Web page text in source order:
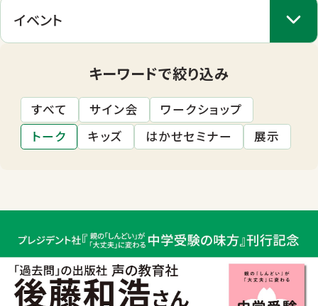
店舗一覧
キーワードで絞り込み
すべて サイン会
ワークショップ
トーク
キッズ はかせセミナー 展示